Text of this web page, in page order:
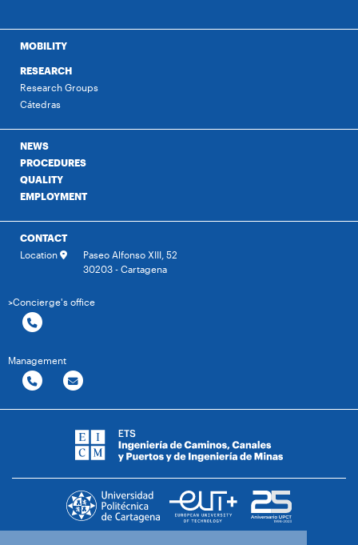
MOBILITY
RESEARCH
Research Groups
Cátedras
NEWS
PROCEDURES
QUALITY
EMPLOYMENT
CONTACT
Location
Paseo Alfonso XIII, 52
30203 - Cartagena
>Concierge's office
Management